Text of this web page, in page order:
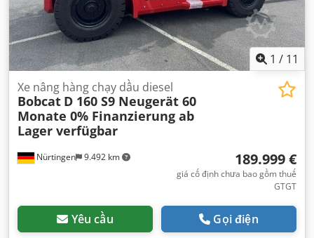
1 / 11
Nürtingen 9.492 km
Xe nâng hàng chạy dầu diesel
Bobcat D 160 S9 Neugerät 60
Monate 0% Finanzierung ab
Lager verfügbar
189.999 €
giá cố định chưa bao gồm thuế
GTGT
Yêu cầu Gọi điện